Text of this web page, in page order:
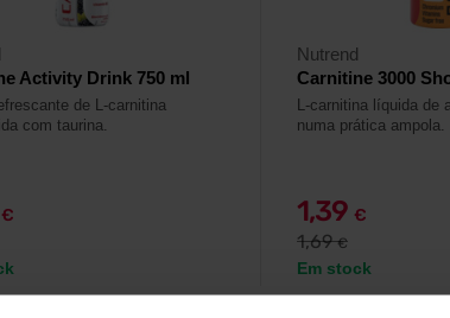
Activity Drink 750 ml
de L-carnitina
com taurina.
€
Nutrend
Carnitine 3000
L-carnitina líquida de
numa prática ampola.
1,39 €
1,69€
Em stock